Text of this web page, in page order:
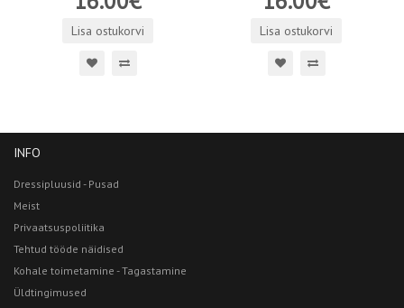
Lisa ostukorvi Lisa ostukorvi
INFO
Dressipluusid - Pusad
Meist
Privaatsuspoliitika
Tehtud tööde näidised
Kohale toimetamine - Tagastamine
Üldtingimused